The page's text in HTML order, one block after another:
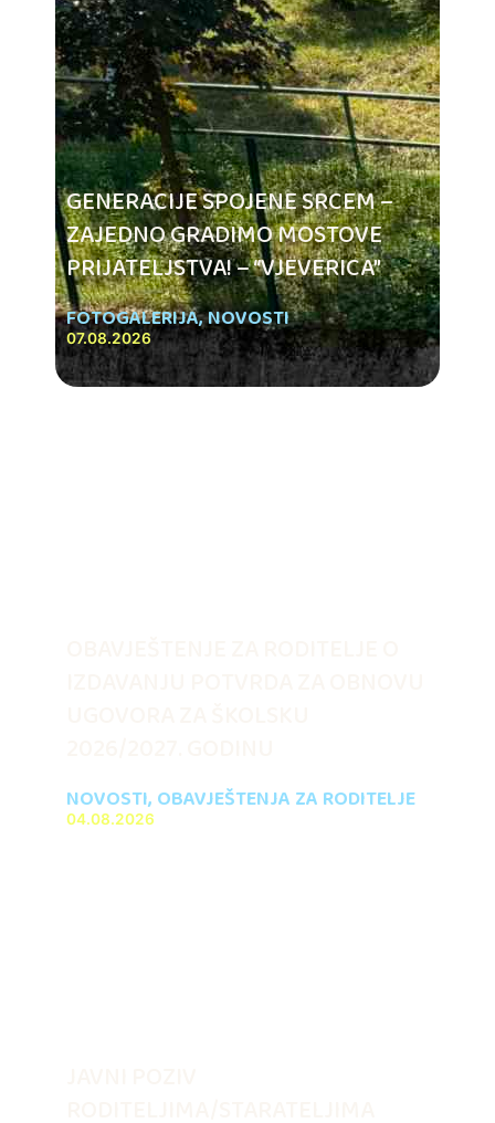
GENERACIJE SPOJENE SRCEM –
ZAJEDNO GRADIMO MOSTOVE
PRIJATELJSTVA! – “VJEVERICA”
FOTOGALERIJA,NOVOSTI
07.08.2026
NOVOSTI, OBAVJEŠTENJA ZA RODITELJE
04.08.2026